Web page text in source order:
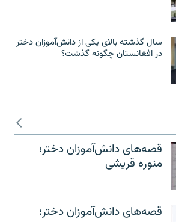
سال گذشته بالای یکی از دانش‌آموزان دختر
در افغانستان چگونه گذشت؟
قصه‌های دانش‌آموزان دختر؛
منوره قریشی
قصه‌های دانش‌آموزان دختر؛